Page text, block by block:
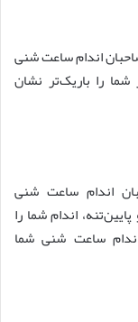
اندام ساعت شنی
را باریک‌تر نشان
اندام ساعت شنی
اندام شما را
ساعت شنی شما